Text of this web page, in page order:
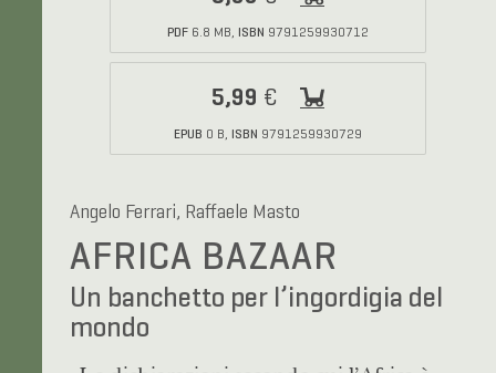
PDF6.8 MB, ISBN 9791259930712
5,99 €
EPUB 0 B, ISBN 9791259930729
Angelo Ferrari, Raffaele Masto
AFRICA BAZAAR
Un banchetto per l’ingordigia del
mondo